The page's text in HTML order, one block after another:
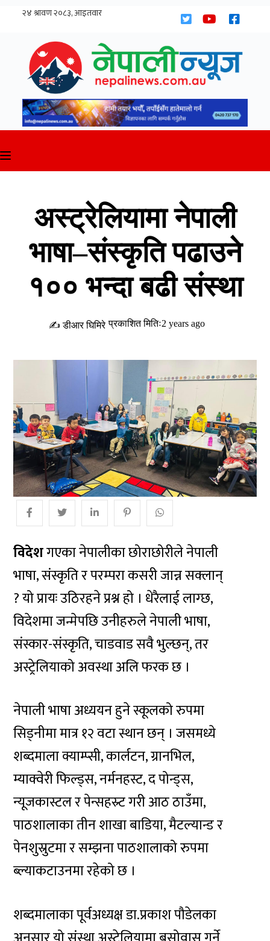
अस्ट्रेलियामा नेपाली
भाषा–संस्कृति पढाउने
१०० भन्दा बढी संस्था
✍ डीआर घिमिरे प्रकाशित मितिः2 years ago
विदेशगएका नेपालीका छोराछोरीले नेपाली
भाषा, संस्कृति र परम्परा कसरी जान्न सक्लान्
? यो प्रायः उठिरहने प्रश्न हो । धेरैलाई लाग्छ,
विदेशमा जन्मेपछि उनीहरुले नेपाली भाषा,
संस्कार-संस्कृति, चाडवाड सवै भुल्छन्, तर
अस्ट्रेलियाको अवस्था अलि फरक छ ।
नेपाली भाषा अध्ययन हुने स्कूलको रुपमा
सिड्नीमा मात्र १२ वटा स्थान छन् । जसमध्ये
शब्दमाला क्याम्प्सी, कार्लटन, ग्रानभिल,
म्याक्वेरी फिल्ड्स, नर्मनहस्ट, द पोन्ड्स,
न्यूजकास्टल र पेन्सहस्र्ट गरी आठ ठाउँमा,
पाठशालाका तीन शाखा बाडिया, मैटल्यान्ड र
पेनशुस्रुटमा र सम्झना पाठशालाको रुपमा
ब्ल्याकटाउनमा रहेको छ ।
शब्दमालाका पूर्वअध्यक्ष डा.प्रकाश पौडेलका